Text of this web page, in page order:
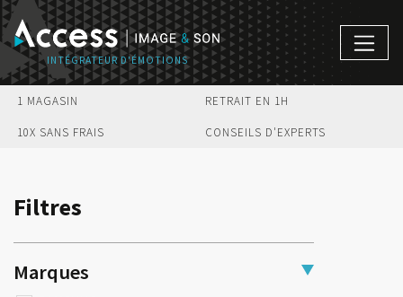
1 MAGASIN RETRAIT EN 1H
10X SANS FRAIS CONSEILS D'EXPERTS
Filtres
Marques